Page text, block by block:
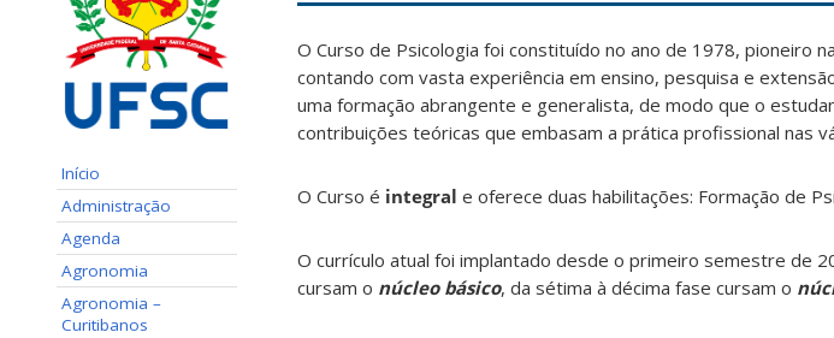
Início
Administração
Agenda
Agronomia
Agronomia –
Curitibanos
O Curso de Psicologia foi constituído no ano de 1978, pioneiro
contando com vasta experiência em ensino, pesquisa e
uma formação abrangente e generalista, de modo que o
contribuições teóricas que embasam a prática profissional nas
O Curso é integral e oferece duas habilitações: Formação de
O currículo atual foi implantado desde o primeiro semestre de
cursam o núcleo básico, da sétima à décima fase cursam o